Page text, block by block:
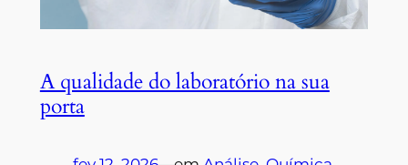
A qualidade do laboratório na sua
porta